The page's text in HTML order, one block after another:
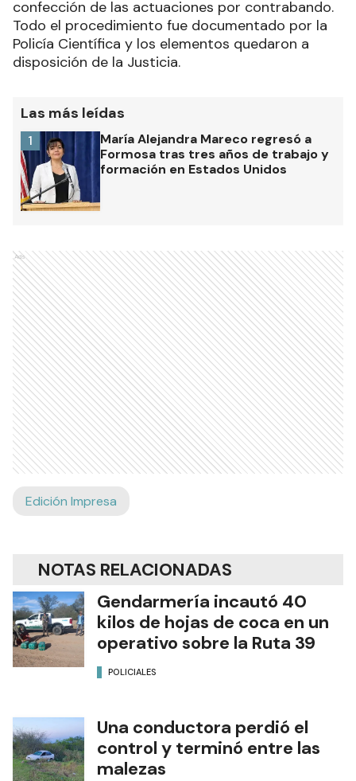
confección de las actuaciones por contrabando.
Todo el procedimiento fue documentado por la
Policía Científica y los elementos quedaron a
disposición de la Justicia.
Las más leídas
María Alejandra Mareco regresó a
Formosa tras tres años de trabajo y
formación en Estados Unidos
1
Ads
Edición Impresa
NOTAS RELACIONADAS
Gendarmería incautó 40
kilos de hojas de coca en un
operativo sobre la Ruta 39
POLICIALES
Una conductora perdió el
control y terminó entre las
malezas